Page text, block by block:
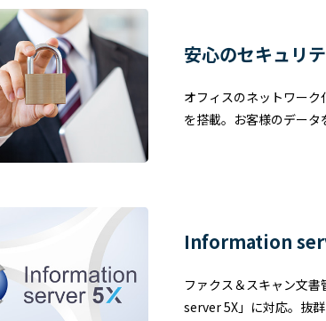
安心のセキュリ
オフィスのネットワー
を搭載。お客様のデー
Information
ファクス＆スキャン文
server 5X」に対応。抜